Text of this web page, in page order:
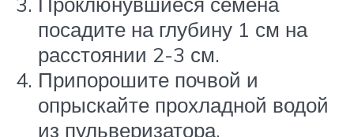
посадите на глубину 1 см на
расстоянии 2-3 см.
Припорошите почвой и
опрыскайте прохладной водой
из пульверизатора.